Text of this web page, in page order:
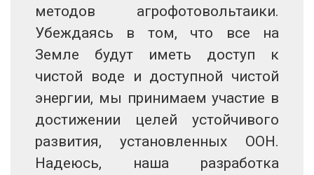
методов агрофотовольтаики.
Убеждаясь в том, что все на
Земле будут иметь доступ к
чистой воде и доступной чистой
энергии, мы принимаем участие в
достижении целей устойчивого
развития, установленных ООН.
Надеюсь, наша разработка